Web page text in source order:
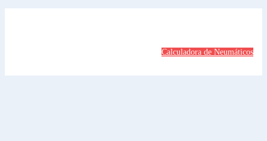
Calculadora de Neumáticos